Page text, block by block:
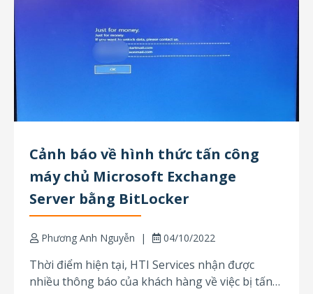
Cảnh báo về hình thức tấn công
máy chủ Microsoft Exchange
Server bằng BitLocker
Phương Anh Nguyễn 04/10/2022
Thời điểm hiện tại, HTI Services nhận được
nhiều thông báo của khách hàng về việc bị tấn